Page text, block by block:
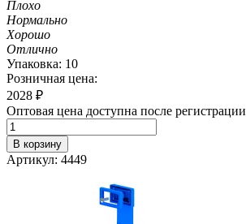
Плохо
Нормально
Хорошо
Отлично
Упаковка: 10
Розничная цена:
2028 ₽
Оптовая цена доступна после регистрации
В корзину
Артикул: 4449